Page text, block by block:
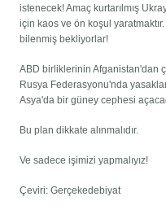
istenecek! Amaç kurtarılmış
için kaos ve ön koşul
bilenmiş bekliyorlar!
ABD birliklerinin Afganistan'dan
Rusya Federasyonu'nda
Asya'da bir güney cephesi
Bu plan dikkate alınmalıdır.
Ve sadece işimizi yapmalıyız!
Çeviri: Gerçekedebiyat